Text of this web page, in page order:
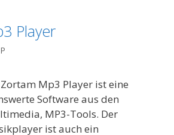
Player
Mp3 Player ist eine
Software aus den
MP3-Tools. Der
ist auch ein